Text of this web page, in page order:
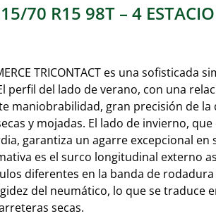
70 R15 98T – 4
TRICONTACT es una sofisticada
perfil del lado de verano, con una
maniobrabilidad, gran precisión de
y mojadas. El lado de invierno,
garantiza un agarre excepcional en
es el surco longitudinal externo
diferentes en la banda de
del neumático, lo que se traduce
secas.